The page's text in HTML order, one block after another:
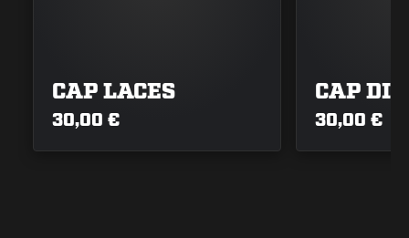
CAP LACES
30,00 €
CAP
30,00 €